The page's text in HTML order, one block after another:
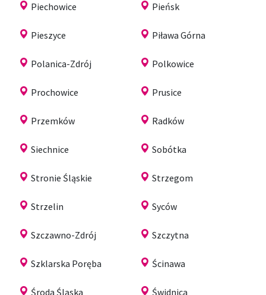
Piechowice Pieńsk
Pieszyce Piława Górna
Polanica-Zdrój Polkowice
Prochowice Prusice
Przemków Radków
Siechnice Sobótka
Stronie Śląskie Strzegom
Strzelin Syców
Szczawno-Zdrój Szczytna
Szklarska Poręba Ścinawa
Środa Śląska Świdnica